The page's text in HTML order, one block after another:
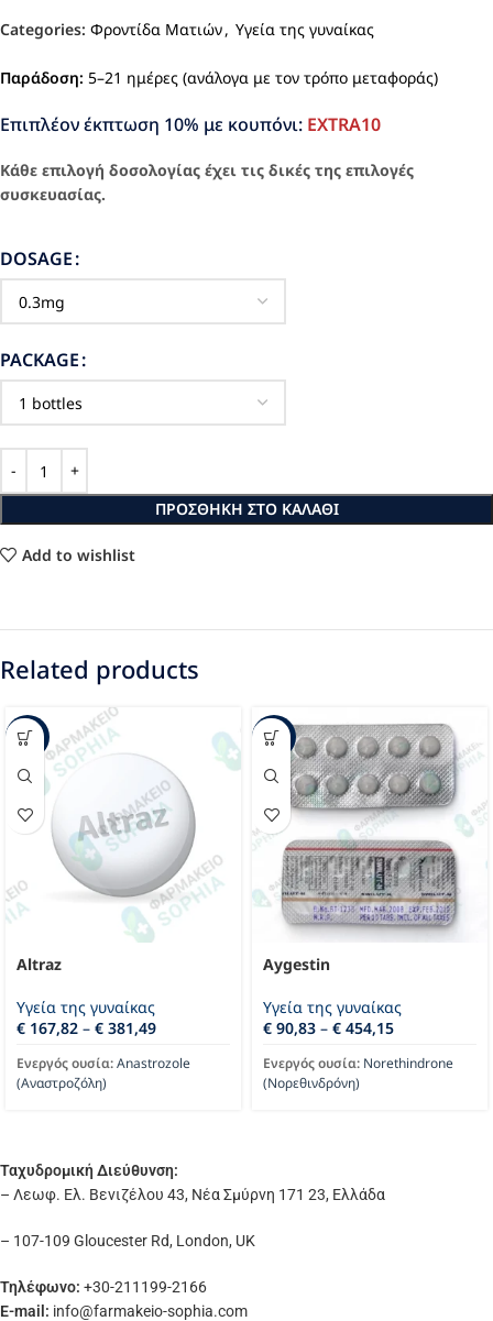
Categories: Φροντίδα Ματιών, Υγεία της γυναίκας
Παράδοση: 5–21 ημέρες (ανάλογα με τον τρόπο μεταφοράς)
Επιπλέον έκπτωση 10% με κουπόνι: EXTRA10
Κάθε επιλογή δοσολογίας έχει τις δικές της επιλογές
συσκευασίας.
DOSAGE
PACKAGE
ΠΡΟΣΘΉΚΗ ΣΤΟ ΚΑΛΆΘΙ
Add to wishlist
Related products
-24%
Altraz
Υγεία της γυναίκας
€ 167,82 – € 381,49
Ενεργός ουσία:Anastrozole
(Αναστροζόλη)
-17%
Aygestin
Υγεία της γυναίκας
€ 90,83 – € 454,15
Ενεργός ουσία: Norethindrone
(Νορεθινδρόνη)
Ταχυδρομική Διεύθυνση:
– Λεωφ. Ελ. Βενιζέλου 43, Νέα Σμύρνη 171 23, Ελλάδα
– 107-109 Gloucester Rd, London, UK
Τηλέφωνο: +30-211199-2166
E-mail: info@farmakeio-sophia.com